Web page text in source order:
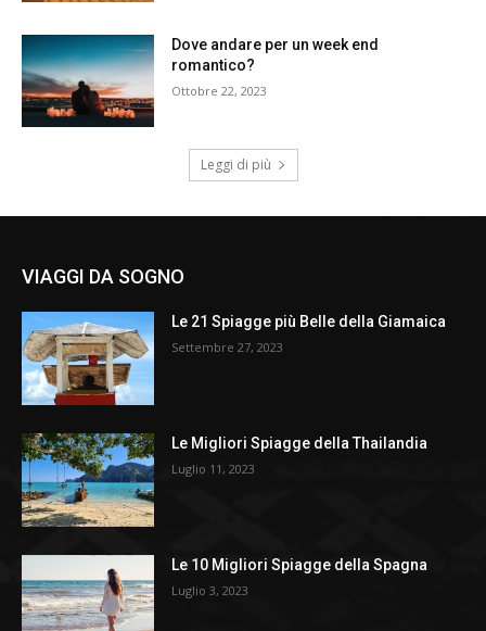
Dove andare per un week end
romantico?
Ottobre 22, 2023
Leggi di più
VIAGGI DA SOGNO
Le 21 Spiagge più Belle della Giamaica
Settembre 27, 2023
Le Migliori Spiagge della Thailandia
Luglio 11, 2023
Le 10 Migliori Spiagge della Spagna
Luglio 3, 2023